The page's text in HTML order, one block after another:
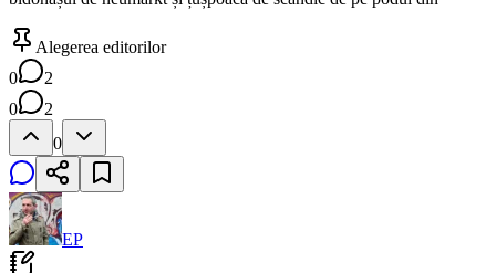
Alegerea editorilor
0
2
0
2
0
EP